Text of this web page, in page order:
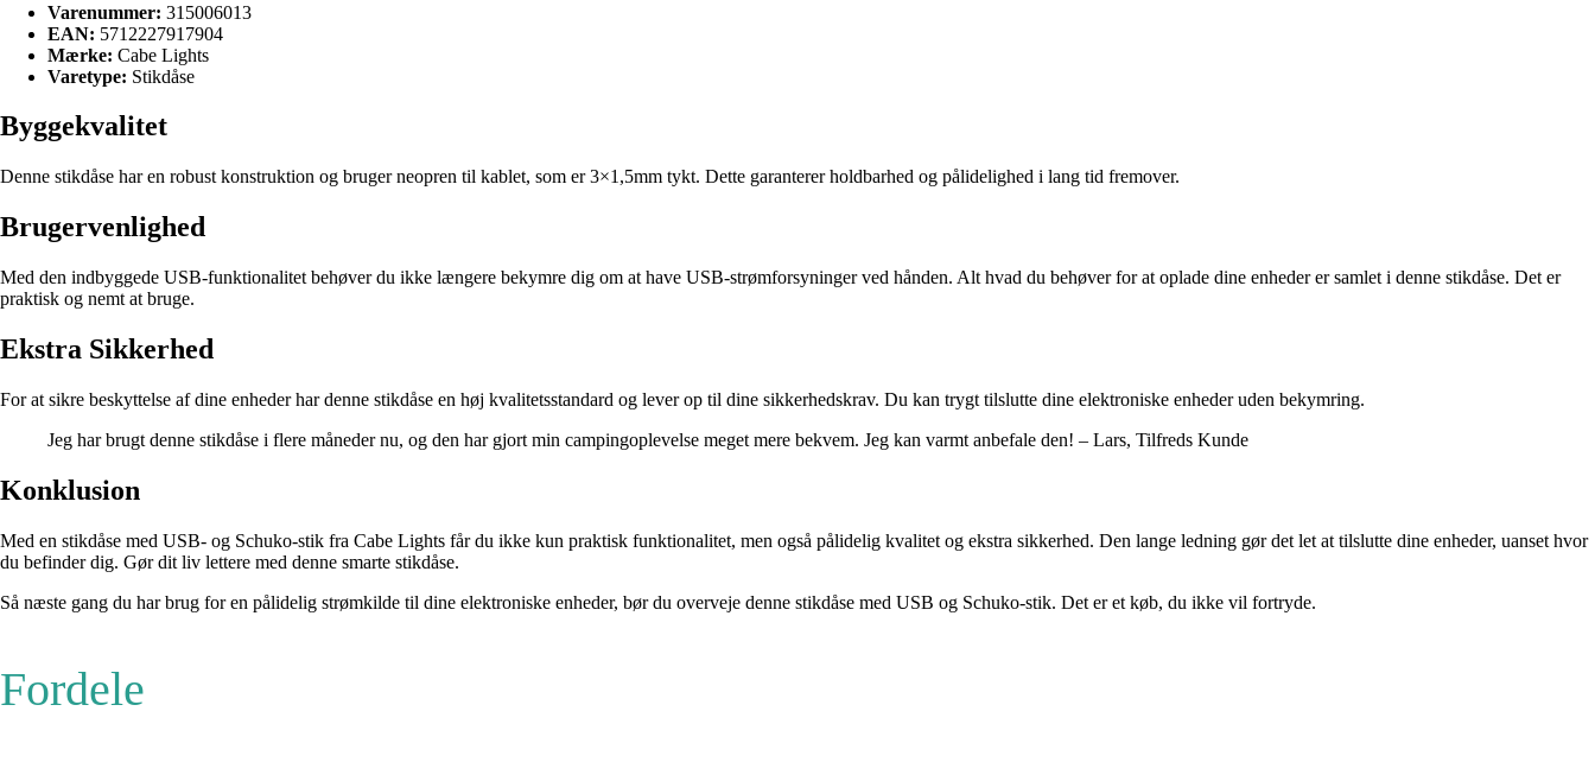
Varenummer: 315006013
EAN: 5712227917904
Mærke: Cabe Lights
Varetype: Stikdåse
Byggekvalitet
Denne stikdåse har en robust konstruktion og bruger neopren til kablet, som er 3×1,5mm tykt. Dette garanterer holdbarhed og pålidelighed i lang tid fremover.
Brugervenlighed
Med den indbyggede USB-funktionalitet behøver du ikke længere bekymre dig om at have USB-strømforsyninger ved hånden. Alt hvad du behøver for at oplade dine enheder er samlet i denne stikdåse. Det er
praktisk og nemt at bruge.
Ekstra Sikkerhed
For at sikre beskyttelse af dine enheder har denne stikdåse en høj kvalitetsstandard og lever op til dine sikkerhedskrav. Du kan trygt tilslutte dine elektroniske enheder uden bekymring.
Jeg har brugt denne stikdåse i flere måneder nu, og den har gjort min campingoplevelse meget mere bekvem. Jeg kan varmt anbefale den! – Lars, Tilfreds Kunde
Konklusion
Med en stikdåse med USB- og Schuko-stik fra Cabe Lights får du ikke kun praktisk funktionalitet, men også pålidelig kvalitet og ekstra sikkerhed. Den lange ledning gør det let at tilslutte dine enheder, uanset hvor
du befinder dig. Gør dit liv lettere med denne smarte stikdåse.
Så næste gang du har brug for en pålidelig strømkilde til dine elektroniske enheder, bør du overveje denne stikdåse med USB og Schuko-stik. Det er et køb, du ikke vil fortryde.
Fordele